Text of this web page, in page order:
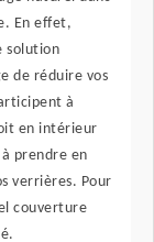
En effet,
solution
de réduire vos
à
en intérieur
prendre en
verrières. Pour
couverture